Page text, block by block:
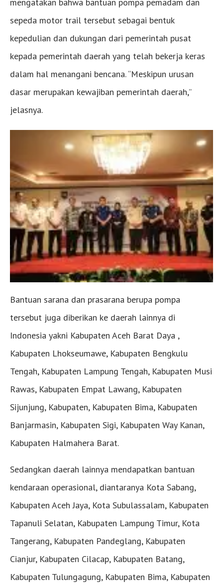
sepeda motor trail tersebut sebagai bentuk
kepedulian dan dukungan dari pemerintah pusat
kepada pemerintah daerah yang telah bekerja keras
dalam hal menangani bencana. “Meskipun urusan
dasar merupakan kewajiban pemerintah daerah,”
jelasnya.
Bantuan sarana dan prasarana berupa pompa
tersebut juga diberikan ke daerah lainnya di
Indonesia yakni Kabupaten Aceh Barat Daya ,
Kabupaten Lhokseumawe, Kabupaten Bengkulu
Tengah, Kabupaten Lampung Tengah, Kabupaten Musi
Rawas, Kabupaten Empat Lawang, Kabupaten
Sijunjung, Kabupaten, Kabupaten Bima, Kabupaten
Banjarmasin, Kabupaten Sigi, Kabupaten Way Kanan,
Kabupaten Halmahera Barat.
Sedangkan daerah lainnya mendapatkan bantuan
kendaraan operasional, diantaranya Kota Sabang,
Kabupaten Aceh Jaya, Kota Subulassalam, Kabupaten
Tapanuli Selatan, Kabupaten Lampung Timur, Kota
Tangerang, Kabupaten Pandeglang, Kabupaten
Cianjur, Kabupaten Cilacap, Kabupaten Batang,
Kabupaten Tulungagung, Kabupaten Bima, Kabupaten